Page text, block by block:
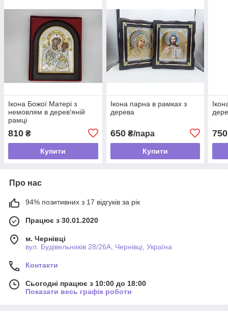
Ікона Божої Матері з
немовлям в дерев'яній
рамці
810 ₴
Купити
Ікона парна в рамках з
дерева
650₴/пара
Купити
750
Про нас
94% позитивних з 17 відгуків за рік
Працює з 30.01.2020
м. Чернівці
вул. Будівельників 28/26А, Чернівці, Україна
Контакти
Сьогодні працює з 10:00 до 18:00
Показати весь графік роботи